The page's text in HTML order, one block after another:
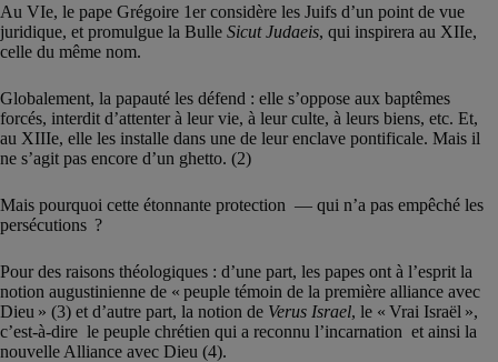
Au VIe, le pape Grégoire 1er considère les Juifs d’un point de vue
juridique, et promulgue la Bulle Sicut Judaeis, qui inspirera au XIIe,
celle du même nom.
Globalement, la papauté les défend : elle s’oppose aux baptêmes
forcés, interdit d’attenter à leur vie, à leur culte, à leurs biens, etc. Et,
au XIIIe, elle les installe dans une de leur enclave pontificale. Mais il
ne s’agit pas encore d’un ghetto. (2)
Mais pourquoi cette étonnante protection — qui n’a pas empêché les
persécutions ?
Pour des raisons théologiques : d’une part, les papes ont à l’esprit la
notion augustinienne de « peuple témoin de la première alliance avec
Dieu » (3) et d’autre part, la notion de Verus Israel, le « Vrai Israël »,
c’est-à-dire le peuple chrétien qui a reconnu l’incarnation et ainsi la
nouvelle Alliance avec Dieu (4).